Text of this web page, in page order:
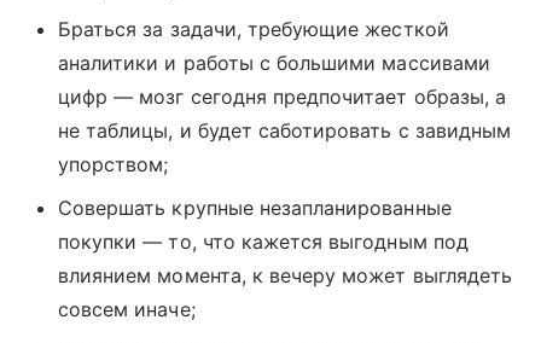
Браться за задачи, требующие жесткой
аналитики и работы с большими массивами
цифр — мозг сегодня предпочитает образы, а
не таблицы, и будет саботировать с завидным
упорством;
Совершать крупные незапланированные
покупки — то, что кажется выгодным под
влиянием момента, к вечеру может выглядеть
совсем иначе;